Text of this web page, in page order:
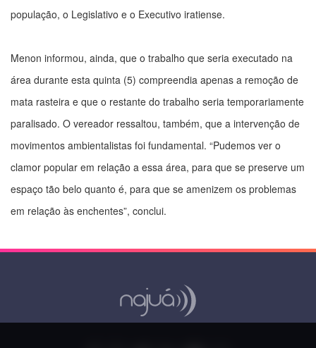
população, o Legislativo e o Executivo iratiense.
Menon informou, ainda, que o trabalho que seria executado na
área durante esta quinta (5) compreendia apenas a remoção de
mata rasteira e que o restante do trabalho seria temporariamente
paralisado. O vereador ressaltou, também, que a intervenção de
movimentos ambientalistas foi fundamental. “Pudemos ver o
clamor popular em relação a essa área, para que se preserve um
espaço tão belo quanto é, para que se amenizem os problemas
em relação às enchentes”, conclui.